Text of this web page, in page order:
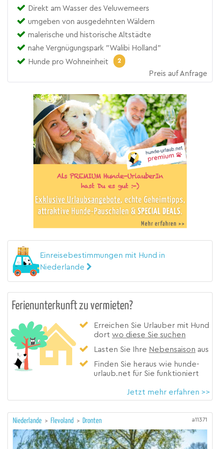
Direkt am Wasser des Veluwemeers
umgeben von ausgedehnten Wäldern
malerische und historische Altstädte
nahe Vergnügungspark "Walibi Holland"
Hunde pro Wohneinheit
2
Preis auf Anfrage
Einreisebestimmungen mit Hund in
Niederlande
Ferienunterkunft zu vermieten?
Erreichen Sie Urlauber mit Hund
dort wo diese Sie suchen
Lasten Sie Ihre Nebensaison aus
Finden Sie heraus wie hunde-
urlaub.net für Sie funktioniert
Jetzt mehr erfahren >>
Niederlande > Flevoland > Dronten a11371